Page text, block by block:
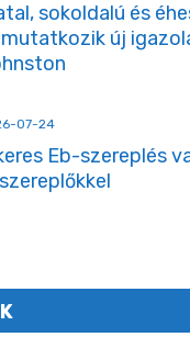
sokoldalú és
új
07-24
Eb-szereplés